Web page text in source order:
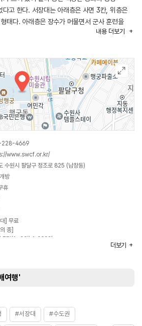
다고 한다. 서장대는 아래층은 사면 3칸, 위층은
태다. 아래층은 장수가 머물면서 군사 훈련을
을 감시하는 용도로 썼다. 정조는 서장대에서 군사
華城將臺]와 시문 현판은 모두 정조의 작품이다.
는 화성장대 현판의 글씨를 쓰고 만족스럽고
성에서 유일하게 정조가 짓고 글씨를 쓴 두 개의
원시가 조성한 높이 3.54m, 지름 2.15m, 무게
에 종각이 세워져 있으며, 19평 규모의 철근
홍문을 위시한 수원화성의 주요 문화재 등이
지 사도세자를 향한 정조의 효심을 기리기 위해
로 3번 타종할 수 있으며 제각각 다른 의미의
부모님의 은혜에 감사하고, 두 번째는 가족의
자신의 발전과 소원 성취를 기원한다. 이 종각은
지닌다.
내용 더보기
228-4669
www.swcf.or.kr/
수원시 팔달구 정조로 825 (남창동)
방
휴
] 무료
종]
3타(1~2인) 1,000원
더보기
여행'
#서장대 #수도권